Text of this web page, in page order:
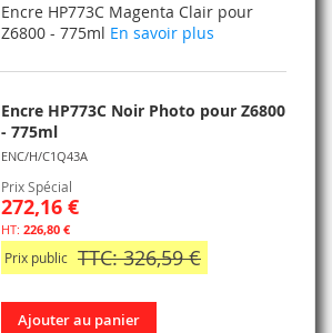
MA
LISTE
D’ENVIE
COMPARATEUR
Encre HP773C Magenta Clair pour
Z6800 - 775ml En savoir plus
Encre HP773C Noir Photo pour Z6800
- 775ml
ENC/H/C1Q43A
Prix Spécial
272,16 €
226,80 €
Prix public TTC: 326,59 €
Ajouter au panier